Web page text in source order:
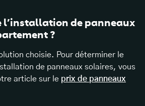
l’installation de panneaux
?
choisie. Pour déterminer le
de panneaux solaires, vous
article sur le prix de panneaux